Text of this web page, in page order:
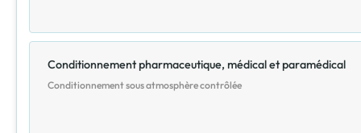
Conditionnement pharmaceutique, médical et paramédical
Conditionnement sous atmosphère contrôlée